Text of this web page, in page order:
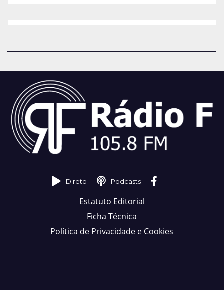
Direto Podcasts
Estatuto Editorial
Ficha Técnica
Política de Privacidade e Cookies